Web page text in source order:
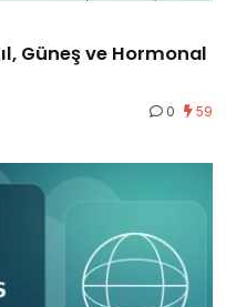
Güneş ve Hormonal
0 59